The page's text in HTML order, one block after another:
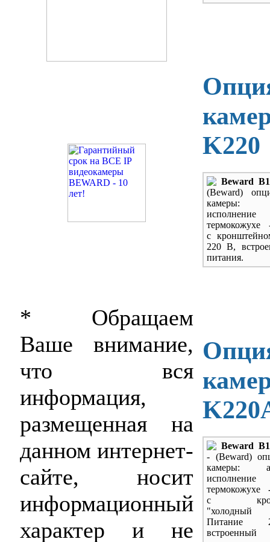
* Обращаем
Ваше внимание,
что вся
информация,
размещенная на
данном интернет-
сайте, носит
информационный
характер и не
K220
Beward
(Beward)
камеры:
термокожухе
с
220 В,
питания.
Beward
- (Beward)
камеры:
термокожухе
с